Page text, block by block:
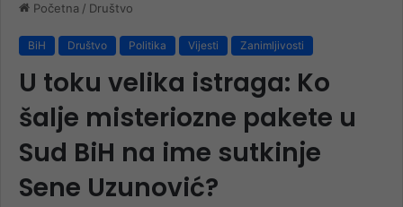
Početna / Društvo
BiH Društvo Politika Vijesti Zanimljivosti
U toku velika istraga: Ko
šalje misteriozne pakete u
Sud BiH na ime sutkinje
Sene Uzunović?